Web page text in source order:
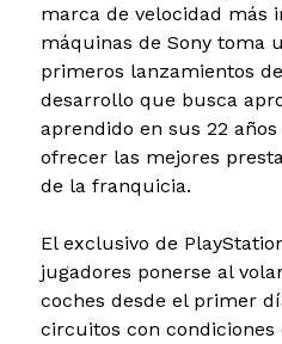
marca de velocidad más
máquinas de Sony toma
primeros lanzamientos
desarrollo que busca
aprendido en sus 22
ofrecer las mejores
de la franquicia.
El exclusivo de
jugadores ponerse al
coches desde el primer
circuitos con